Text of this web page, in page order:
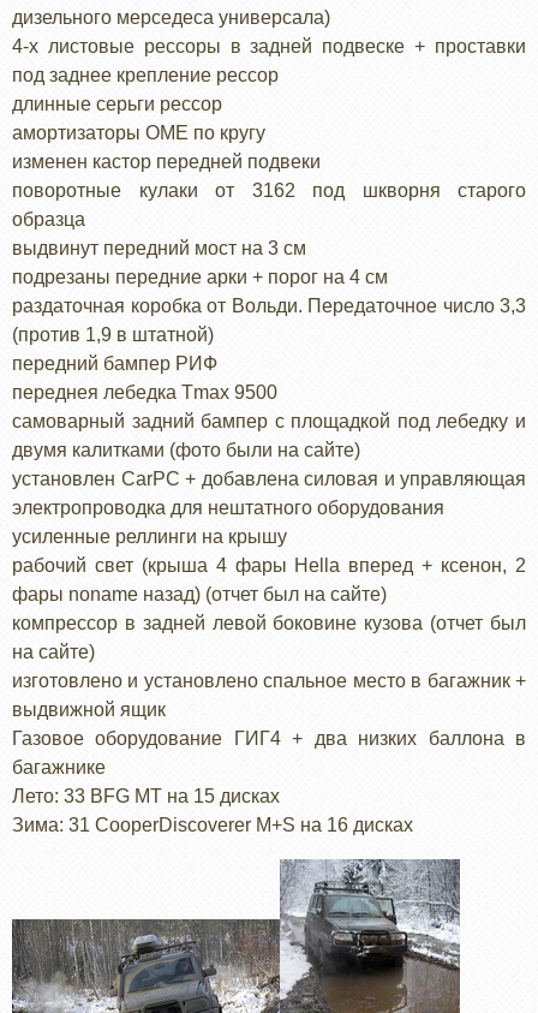
дизельного мерседеса универсала)
4-х листовые рессоры в задней подвеске + проставки
под заднее крепление рессор
длинные серьги рессор
амортизаторы OME по кругу
изменен кастор передней подвеки
поворотные кулаки от 3162 под шкворня старого
образца
выдвинут передний мост на 3 см
подрезаны передние арки + порог на 4 см
раздаточная коробка от Вольди. Передаточное число 3,3
(против 1,9 в штатной)
передний бампер РИФ
переднея лебедка Tmax 9500
самоварный задний бампер с площадкой под лебедку и
двумя калитками (фото были на сайте)
установлен CarPC + добавлена силовая и управляющая
электропроводка для нештатного оборудования
усиленные реллинги на крышу
рабочий свет (крыша 4 фары Hella вперед + ксенон, 2
фары noname назад) (отчет был на сайте)
компрессор в задней левой боковине кузова (отчет был
на сайте)
изготовлено и установлено спальное место в багажник +
выдвижной ящик
Газовое оборудование ГИГ4 + два низких баллона в
багажнике
Лето: 33 BFG MT на 15 дисках
Зима: 31 CooperDiscoverer M+S на 16 дисках